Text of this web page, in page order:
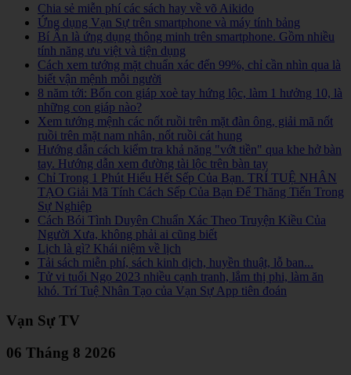
Chia sẻ miễn phí các sách hay về võ Aikido
Ứng dụng Vạn Sự trên smartphone và máy tính bảng
Bí Ẩn là ứng dụng thông minh trên smartphone. Gồm nhiều
tính năng ưu việt và tiện dụng
Cách xem tướng mặt chuẩn xác đến 99%, chỉ cần nhìn qua là
biết vận mệnh mỗi người
8 năm tới: Bốn con giáp xoè tay hứng lộc, làm 1 hưởng 10, là
những con giáp nào?
Xem tướng mệnh các nốt ruồi trên mặt đàn ông, giải mã nốt
ruồi trên mặt nam nhân, nốt ruồi cát hung
Hướng dẫn cách kiểm tra khả năng "vớt tiền" qua khe hở bàn
tay. Hướng dẫn xem đường tài lộc trên bàn tay
Chỉ Trong 1 Phút Hiểu Hết Sếp Của Bạn. TRÍ TUỆ NHÂN
TẠO Giải Mã Tính Cách Sếp Của Bạn Để Thăng Tiến Trong
Sự Nghiệp
Cách Bói Tình Duyên Chuẩn Xác Theo Truyện Kiều Của
Người Xưa, không phải ai cũng biết
Lịch là gì? Khái niệm về lịch
Tải sách miễn phí, sách kinh dịch, huyền thuật, lỗ ban...
Tử vi tuổi Ngọ 2023 nhiều cạnh tranh, lắm thị phi, làm ăn
khó. Trí Tuệ Nhân Tạo của Vạn Sự App tiên đoán
Vạn Sự TV
06 Tháng 8 2026